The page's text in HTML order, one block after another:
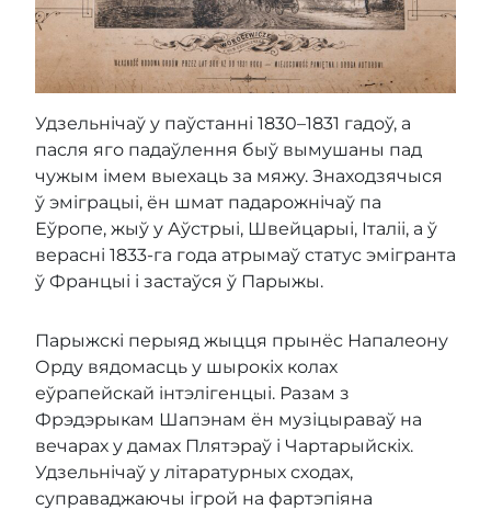
Удзельнічаў у паўстанні 1830–1831 гадоў, а
пасля яго падаўлення быў вымушаны пад
чужым імем выехаць за мяжу. Знаходзячыся
ў эміграцыі, ён шмат падарожнічаў па
Еўропе, жыў у Аўстрыі, Швейцарыі, Італіі, а ў
верасні 1833-га года атрымаў статус эмігранта
ў Францыі і застаўся ў Парыжы.
Парыжскі перыяд жыцця прынёс Напалеону
Орду вядомасць у шырокіх колах
еўрапейскай інтэлігенцыі. Разам з
Фрэдэрыкам Шапэнам ён музіцыраваў на
вечарах у дамах Плятэраў і Чартарыйскіх.
Удзельнічаў у літаратурных сходах,
суправаджаючы ігрой на фартэпіяна